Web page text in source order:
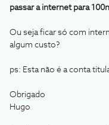
passar a internet para
Ou seja ficar só com
algum custo?
ps: Esta não é a conta
Obrigado
Hugo